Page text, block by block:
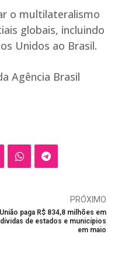
o multilateralismo
globais, incluindo
Unidos ao Brasil.
Agência Brasil
PRÓXIMO
União paga R$ 834,8 milhões em
dívidas de estados e municípios
em maio